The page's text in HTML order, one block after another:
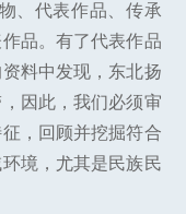
、代表作品、传承
品。有了代表作品
料中发现，东北扬
因此，我们必须审
，回顾并挖掘符合
境，尤其是民族民